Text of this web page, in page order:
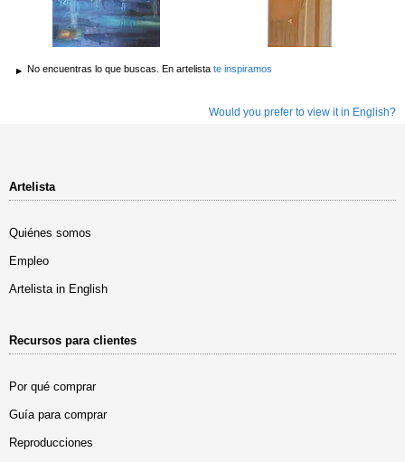
No encuentras lo que buscas. En artelista te inspiramos
Would you prefer to view it in English?
Artelista
Quiénes somos
Empleo
Artelista in English
Recursos para clientes
Por qué comprar
Guía para comprar
Reproducciones